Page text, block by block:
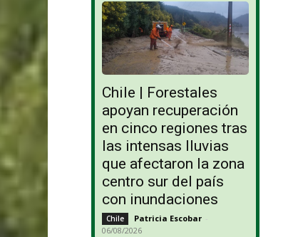
Chile | Forestales
apoyan recuperación
en cinco regiones tras
las intensas lluvias
que afectaron la zona
centro sur del país
con inundaciones
Chile Patricia Escobar -
06/08/2026